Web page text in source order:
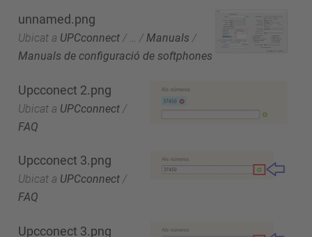
unnamed.png
Ubicat a UPCconnect / … /Manuals /
Manuals de configuració de softphones
Upcconect 2.png
Ubicat a UPCconnect /
FAQ
Upcconect 3.png
Ubicat a UPCconnect /
FAQ
Upcconect 3.png